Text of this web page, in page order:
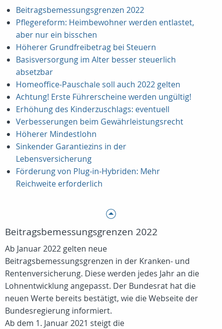
Beitragsbemessungsgrenzen 2022
Pflegereform: Heimbewohner werden entlastet,
aber nur ein bisschen
Höherer Grundfreibetrag bei Steuern
Basisversorgung im Alter besser steuerlich
absetzbar
Homeoffice-Pauschale soll auch 2022 gelten
Achtung! Erste Führerscheine werden ungültig!
Erhöhung des Kinderzuschlags: eventuell
Verbesserungen beim Gewährleistungsrecht
Höherer Mindestlohn
Sinkender Garantiezins in der
Lebensversicherung
Förderung von Plug-in-Hybriden: Mehr
Reichweite erforderlich
Beitragsbemessungsgrenzen 2022
Ab Januar 2022 gelten neue
Beitragsbemessungsgrenzen in der Kranken- und
Rentenversicherung. Diese werden jedes Jahr an die
Lohnentwicklung angepasst. Der Bundesrat hat die
neuen Werte bereits bestätigt, wie die Webseite der
Bundesregierung informiert.
Ab dem 1. Januar 2021 steigt die